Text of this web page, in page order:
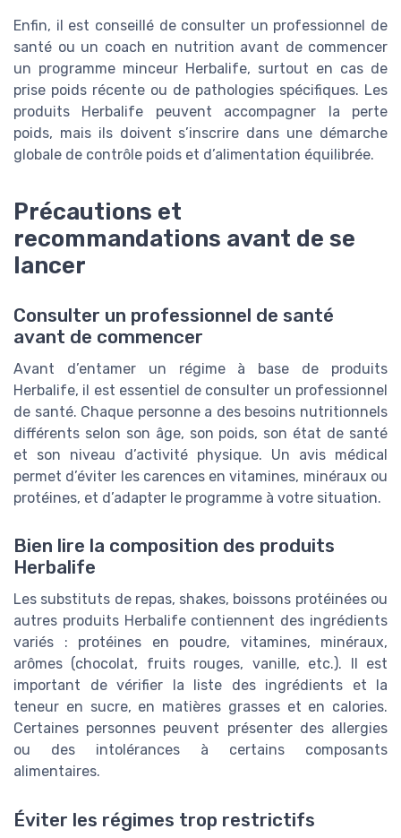
Enfin, il est conseillé de consulter un professionnel de
santé ou un coach en nutrition avant de commencer
un programme minceur Herbalife, surtout en cas de
prise poids récente ou de pathologies spécifiques. Les
produits Herbalife peuvent accompagner la perte
poids, mais ils doivent s’inscrire dans une démarche
globale de contrôle poids et d’alimentation équilibrée.
Précautions et
recommandations avant de se
lancer
Consulter un professionnel de santé
avant de commencer
Avant d’entamer un régime à base de produits
Herbalife, il est essentiel de consulter un professionnel
de santé. Chaque personne a des besoins nutritionnels
différents selon son âge, son poids, son état de santé
et son niveau d’activité physique. Un avis médical
permet d’éviter les carences en vitamines, minéraux ou
protéines, et d’adapter le programme à votre situation.
Bien lire la composition des produits
Herbalife
Les substituts de repas, shakes, boissons protéinées ou
autres produits Herbalife contiennent des ingrédients
variés : protéines en poudre, vitamines, minéraux,
arômes (chocolat, fruits rouges, vanille, etc.). Il est
important de vérifier la liste des ingrédients et la
teneur en sucre, en matières grasses et en calories.
Certaines personnes peuvent présenter des allergies
ou des intolérances à certains composants
alimentaires.
Éviter les régimes trop restrictifs